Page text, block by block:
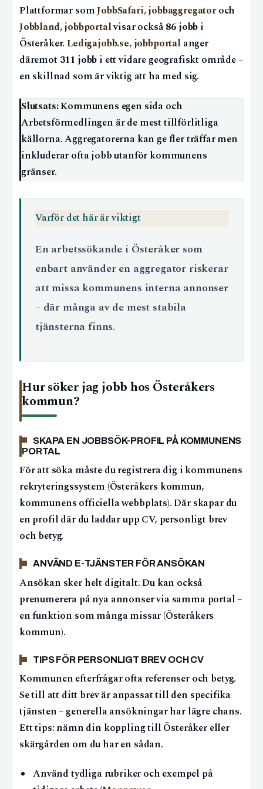
Plattformar somJobbSafari, jobbaggregatoroch
Jobbland, jobbportalvisar också86 jobb i
Österåker.Ledigajobb.se, jobbportalanger
däremot 311 jobb i ett vidare geografiskt område –
en skillnad som är viktig att ha med sig.
Slutsats:Kommunens egen sida och
Arbetsförmedlingen är de mest tillförlitliga
källorna. Aggregatorerna kan ge fler träffar men
inkluderar ofta jobb utanför kommunens
gränser.
Varför det här är viktigt
En arbetssökande i Österåker som
enbart använder en aggregator riskerar
att missa kommunens interna annonser
– där många av de mest stabila
tjänsterna finns.
Hur söker jag jobb hos Österåkers
kommun?
SKAPA EN JOBBSÖK-PROFIL PÅ KOMMUNENS
PORTAL
För att söka måste du registrera dig i kommunens
rekryteringssystem (Österåkers kommun,
kommunens officiella webbplats). Där skapar du
en profil där du laddar upp CV, personligt brev
och betyg.
ANVÄND E-TJÄNSTER FÖR ANSÖKAN
Ansökan sker helt digitalt. Du kan också
prenumerera på nya annonser via samma portal –
en funktion som många missar (Österåkers
kommun).
TIPS FÖR PERSONLIGT BREV OCH CV
Kommunen efterfrågar ofta referenser och betyg.
Se till att ditt brev är anpassat till den specifika
tjänsten – generella ansökningar har lägre chans.
Ett tips: nämn din koppling till Österåker eller
skärgården om du har en sådan.
Använd tydliga rubriker och exempel på